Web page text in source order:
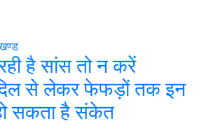
है सांस तो न करें
से लेकर फेफड़ों तक इन
हो सकता है संकेत